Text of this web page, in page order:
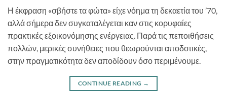
Η έκφραση «σβήστε τα φώτα» είχε νόημα τη δεκαετία του ’70,
αλλά σήμερα δεν συγκαταλέγεται καν στις κορυφαίες
πρακτικές εξοικονόμησης ενέργειας. Παρά τις πεποιθήσεις
πολλών, μερικές συνήθειες που θεωρούνται αποδοτικές,
στην πραγματικότητα δεν αποδίδουν όσο περιμένουμε.
CONTINUE READING →